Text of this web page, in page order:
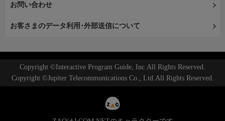
お問い合わせ
お客さまのデータ利用･外部送信について
Copyright ©Interactive Program Guide, Inc.All Rights Reserved.
Copyright ©Jupiter Telecommunications Co., Ltd.All Rights Reserved.